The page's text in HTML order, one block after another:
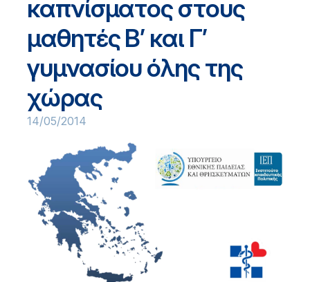
καπνίσματος στους
μαθητές Β’ και Γ’
γυμνασίου όλης της
χώρας
14/05/2014